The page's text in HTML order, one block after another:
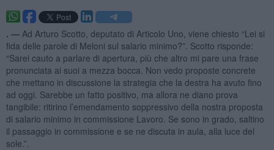
. — Ad Arturo Scotto, deputato di Articolo Uno, viene chiesto “Lei si
fida delle parole di Meloni sul salario minimo?”. Scotto risponde:
“Sarei cauto a parlare di apertura, più che altro mi pare una frase
pronunciata ai suoi a mezza bocca. Non vedo proposte concrete
che mettano in discussione la strategia che la destra ha avuto fino
ad oggi. Sarebbe un fatto positivo, ma allora ne diano prova
tangibile: ritirino l’emendamento soppressivo della nostra proposta
di salario minimo in commissione Lavoro. Se sono in grado, saltino
il passaggio in commissione e se ne discuta in aula, alla luce del
sole.”.